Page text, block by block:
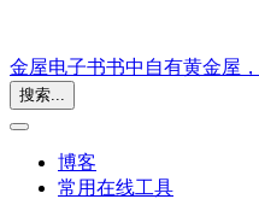
金屋电子书书中自有黄金屋
搜索...
博客
常用在线工具